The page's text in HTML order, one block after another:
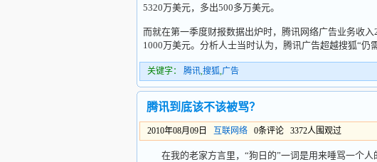
5320万美元，多出500多万美元。
而就在第一季度财报数据出炉时，腾讯网络广告业务收
1000万美元。分析人士当时认为，腾讯广告超越搜狐“仍需
关键字： 腾讯,搜狐,广告
腾讯到底该不该被骂？
2010年08月09日 互联网络 0条评论 3372人围观过
在我的老家方言里，“狗日的”一词是用来唾骂一个人